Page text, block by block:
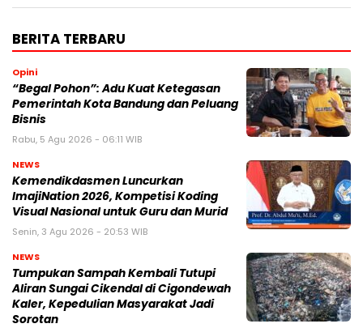
BERITA TERBARU
Opini
“Begal Pohon”: Adu Kuat Ketegasan
Pemerintah Kota Bandung dan Peluang
Bisnis
Rabu, 5 Agu 2026 - 06:11 WIB
NEWS
Kemendikdasmen Luncurkan
ImajiNation 2026, Kompetisi Koding
Visual Nasional untuk Guru dan Murid
Senin, 3 Agu 2026 - 20:53 WIB
NEWS
Tumpukan Sampah Kembali Tutupi
Aliran Sungai Cikendal di Cigondewah
Kaler, Kepedulian Masyarakat Jadi
Sorotan